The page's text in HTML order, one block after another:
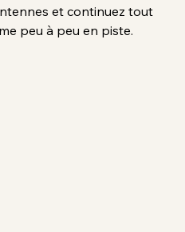
et continuez tout
peu à peu en piste.